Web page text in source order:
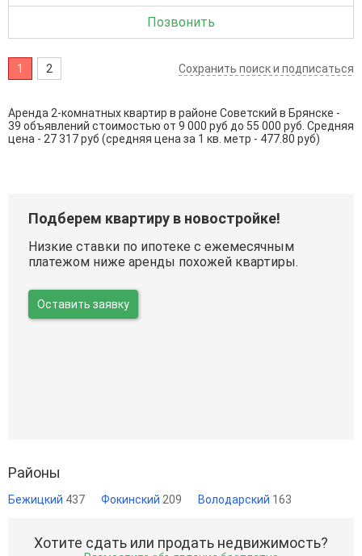
Позвонить
1 2 Сохранить поиск и подписаться
Аренда 2-комнатных квартир в районе Советский в Брянске -
39 объявлений стоимостью от 9 000 руб до 55 000 руб. Средняя
цена - 27 317 руб (средняя цена за 1 кв. метр - 477.80 руб)
Подберем квартиру в новостройке!
Низкие ставки по ипотеке с ежемесячным
платежом ниже аренды похожей квартиры.
Оставить заявку
Районы
Бежицкий 437 Фокинский 209 Володарский 163
Хотите сдать или продать недвижимость?